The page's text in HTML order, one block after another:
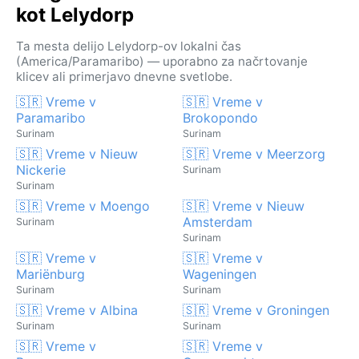
kot Lelydorp
Ta mesta delijo Lelydorp-ov lokalni čas
(America/Paramaribo) — uporabno za načrtovanje
klicev ali primerjavo dnevne svetlobe.
🇸🇷 Vreme v
Paramaribo
Surinam
🇸🇷 Vreme v
Brokopondo
Surinam
🇸🇷 Vreme v Nieuw
Nickerie
Surinam
🇸🇷 Vreme v Meerzorg
Surinam
🇸🇷 Vreme v Moengo
Surinam
🇸🇷 Vreme v Nieuw
Amsterdam
Surinam
🇸🇷 Vreme v
Mariënburg
Surinam
🇸🇷 Vreme v
Wageningen
Surinam
🇸🇷 Vreme v Albina
Surinam
🇸🇷 Vreme v Groningen
Surinam
🇸🇷 Vreme v
🇸🇷 Vreme v